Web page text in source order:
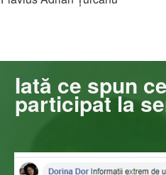
Iată ce spun
participat la